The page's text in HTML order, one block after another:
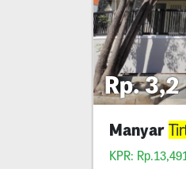
Rp. 3,2
Manyar
KPR: